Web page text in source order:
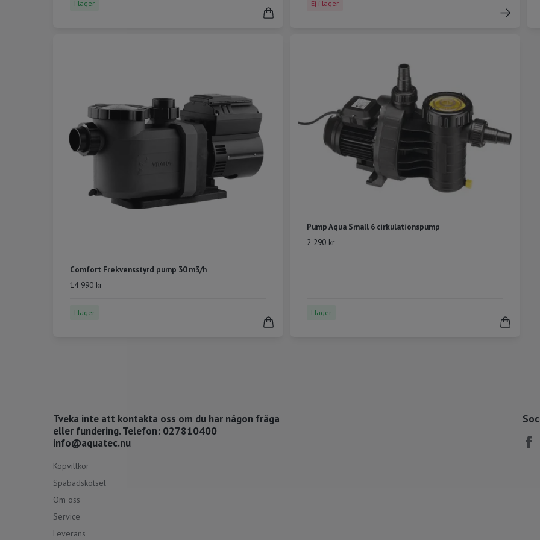
I lager Ej i lager
Comfort Frekvensstyrd pump 30 m3/h
14 990 kr
I lager
Pump Aqua Small 6 cirkulationspump
2 290 kr
I lager
Tveka inte att kontakta oss om du har någon fråga
eller fundering. Telefon: 027810400
info@aquatec.nu
Köpvillkor
Spabadskötsel
Om oss
Service
Leverans